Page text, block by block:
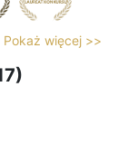
Pokaż więcej >>